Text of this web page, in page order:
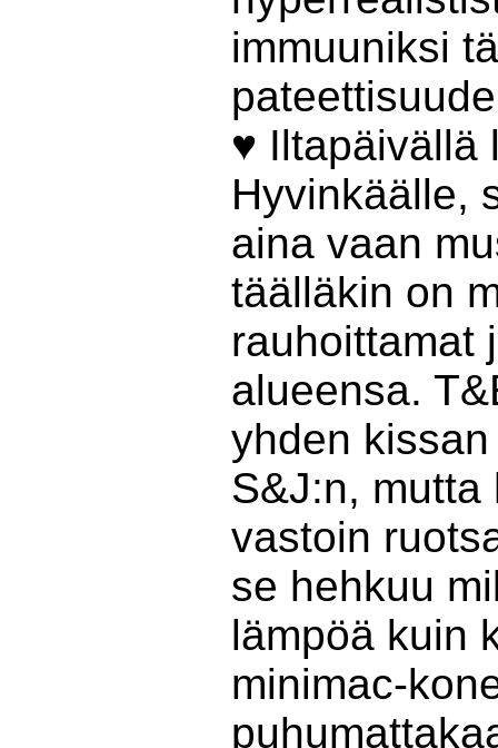
immuuniksi
♥ Iltapäivällä
Hyvinkäälle,
aina vaan
täälläkin on
rauhoittamat
alueensa.
yhden
S&J:n,
vastoin
se hehkuu
lämpöä kuin
minimac-